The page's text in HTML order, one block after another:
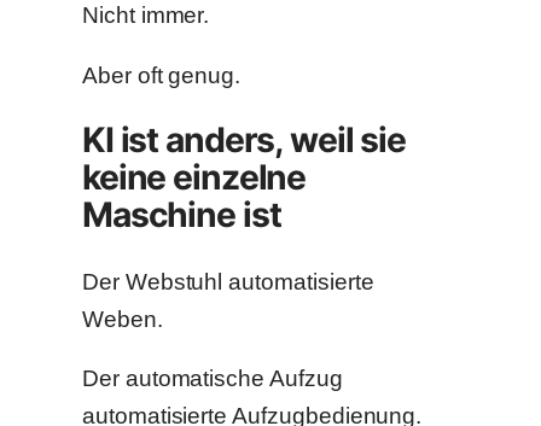
Nicht immer.
Aber oft genug.
KI ist anders, weil sie
keine einzelne
Maschine ist
Der Webstuhl automatisierte
Weben.
Der automatische Aufzug
automatisierte Aufzugbedienung.